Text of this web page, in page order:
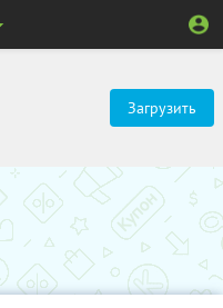
Загрузить